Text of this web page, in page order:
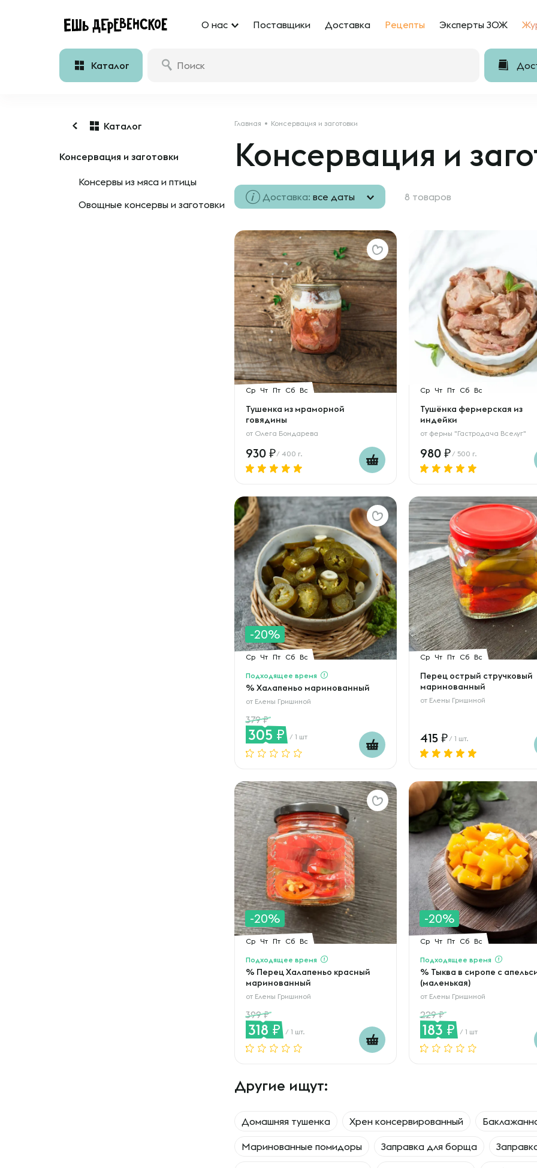
О нас Поставщики Доставка Рецепты Эксперты ЗОЖ
Каталог
Каталог
Консервация и заготовки
Консервы из мяса и птицы
Овощные консервы и заготовки
Главная Консервация и заготовки
Консервация и
Доставка: все даты 8 товаров
Ср Чт Пт Сб Вс
Тушенка из мраморной
говядины
от Олега Бондарева
930 / 400 г.
Ср Чт Пт Сб Вс
Тушёнка фермерская из
индейки
от фермы "Гастродача Вселуг"
980 / 500 г.
-20%
Ср Чт Пт Сб Вс
Подходящее время
% Халапеньо маринованный
от Елены Гришиной
379
305 / 1 шт
Ср Чт Пт Сб Вс
Перец острый стручковый
маринованный
от Елены Гришиной
415 / 1 шт.
-20%
Ср Чт Пт Сб Вс
Подходящее время
% Перец Халапеньо красный
маринованный
от Елены Гришиной
399
318 / 1 шт.
-20%
Ср Чт Пт Сб Вс
Подходящее время
% Тыква в сиропе с
(маленькая)
от Елены Гришиной
229
183 / 1 шт
Другие ищут:
Домашняя тушенка Хрен консервированный
Маринованные помидоры Заправка для борща